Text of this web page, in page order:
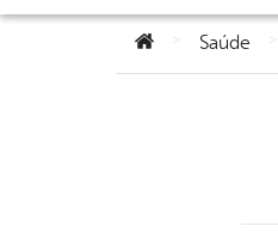
Você está aqui:
Saúde